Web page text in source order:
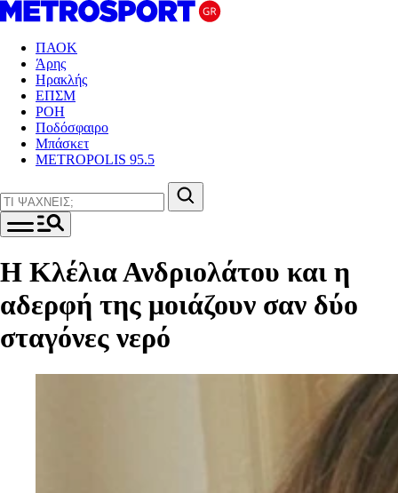
ΠΑΟΚ
Άρης
Ηρακλής
ΕΠΣΜ
ΡΟΗ
Ποδόσφαιρο
Μπάσκετ
METROPOLIS 95.5
Η Κλέλια Ανδριολάτου και η
αδερφή της μοιάζουν σαν δύο
σταγόνες νερό